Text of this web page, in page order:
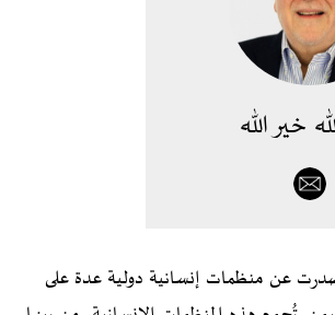
خير الله
عن منظمات إنسانية دولية عدة على